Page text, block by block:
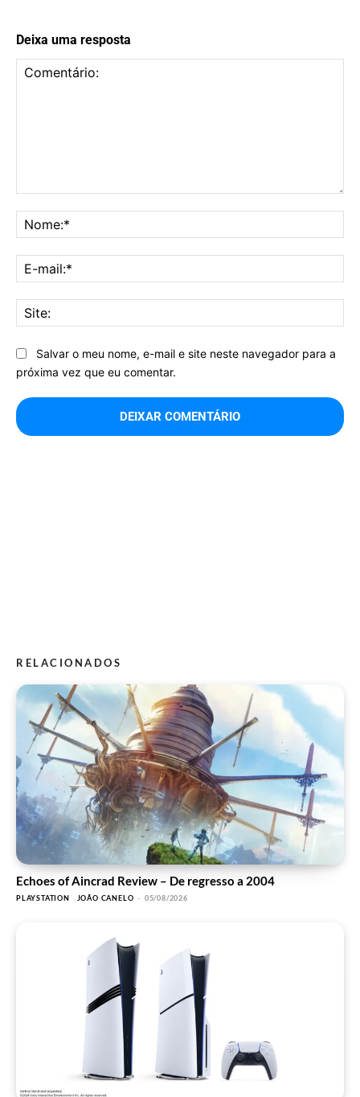
Deixa uma resposta
Salvar o meu nome, e-mail e site neste navegador para a
próxima vez que eu comentar.
RELACIONADOS
Echoes of Aincrad Review – De regresso a 2004
PLAYSTATION JOÃO CANELO - 05/08/2026